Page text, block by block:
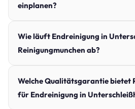
einplanen?
Wie läuft Endreinigung in
Reinigungmunchen ab?
Welche Qualitätsgarantie bietet
für Endreinigung in